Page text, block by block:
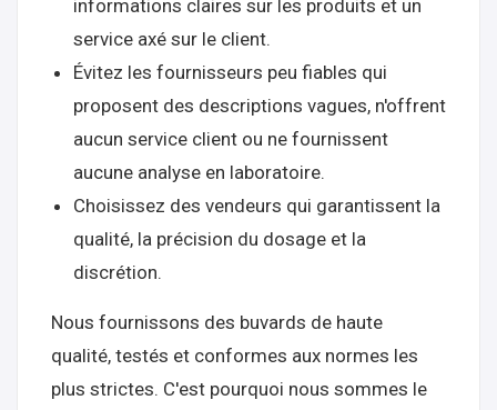
informations claires sur les produits et un
service axé sur le client.
Évitez les fournisseurs peu fiables qui
proposent des descriptions vagues, n'offrent
aucun service client ou ne fournissent
aucune analyse en laboratoire.
Choisissez des vendeurs qui garantissent la
qualité, la précision du dosage et la
discrétion.
Nous fournissons des buvards de haute
qualité, testés et conformes aux normes les
plus strictes. C'est pourquoi nous sommes le